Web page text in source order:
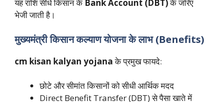
यह राशि सीधे किसान के Bank Account (DBT)के जरिए
भेजी जाती है।
मुख्यमंत्री किसान कल्याण योजना के लाभ (Benefits)
cm kisan kalyan yojanaके प्रमुख फायदे:
छोटे और सीमांत किसानों को सीधी आर्थिक मदद
Direct Benefit Transfer (DBT) से पैसा खाते में